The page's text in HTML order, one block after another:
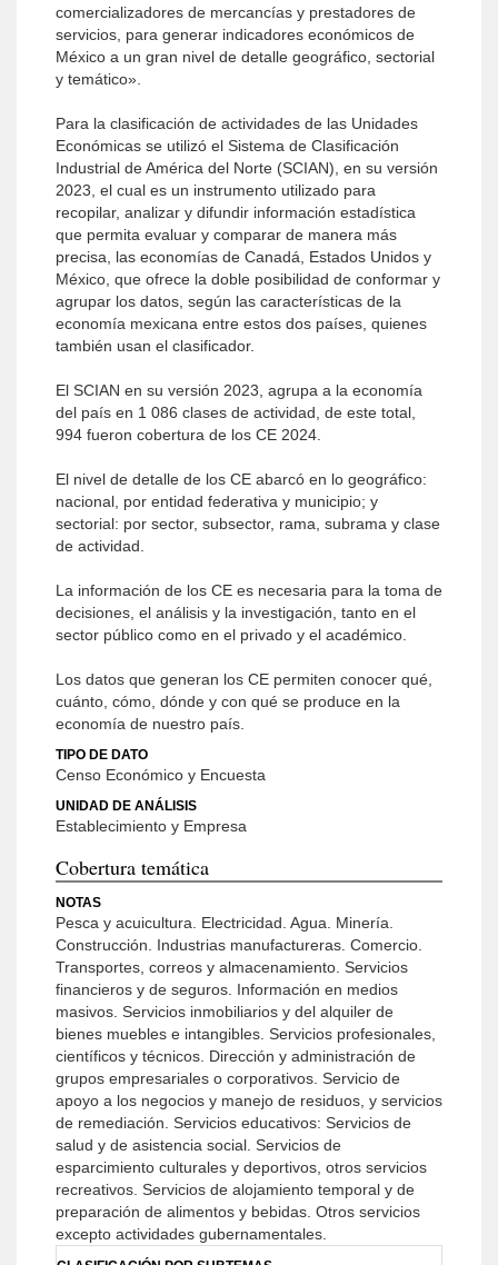
comercializadores de mercancías y prestadores de
servicios, para generar indicadores económicos de
México a un gran nivel de detalle geográfico, sectorial
y temático».
Para la clasificación de actividades de las Unidades
Económicas se utilizó el Sistema de Clasificación
Industrial de América del Norte (SCIAN), en su versión
2023, el cual es un instrumento utilizado para
recopilar, analizar y difundir información estadística
que permita evaluar y comparar de manera más
precisa, las economías de Canadá, Estados Unidos y
México, que ofrece la doble posibilidad de conformar y
agrupar los datos, según las características de la
economía mexicana entre estos dos países, quienes
también usan el clasificador.
El SCIAN en su versión 2023, agrupa a la economía
del país en 1 086 clases de actividad, de este total,
994 fueron cobertura de los CE 2024.
El nivel de detalle de los CE abarcó en lo geográfico:
nacional, por entidad federativa y municipio; y
sectorial: por sector, subsector, rama, subrama y clase
de actividad.
La información de los CE es necesaria para la toma de
decisiones, el análisis y la investigación, tanto en el
sector público como en el privado y el académico.
Los datos que generan los CE permiten conocer qué,
cuánto, cómo, dónde y con qué se produce en la
economía de nuestro país.
TIPO DE DATO
Censo Económico y Encuesta
UNIDAD DE ANÁLISIS
Establecimiento y Empresa
Cobertura temática
NOTAS
Pesca y acuicultura. Electricidad. Agua. Minería.
Construcción. Industrias manufactureras. Comercio.
Transportes, correos y almacenamiento. Servicios
financieros y de seguros. Información en medios
masivos. Servicios inmobiliarios y del alquiler de
bienes muebles e intangibles. Servicios profesionales,
científicos y técnicos. Dirección y administración de
grupos empresariales o corporativos. Servicio de
apoyo a los negocios y manejo de residuos, y servicios
de remediación. Servicios educativos: Servicios de
salud y de asistencia social. Servicios de
esparcimiento culturales y deportivos, otros servicios
recreativos. Servicios de alojamiento temporal y de
preparación de alimentos y bebidas. Otros servicios
excepto actividades gubernamentales.